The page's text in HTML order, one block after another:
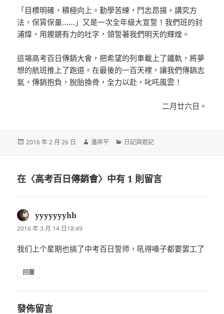
「目標明確，積極向上。勤學苦練，鬥志昂揚。講究方
法，保質保量……」又是一次全年級大宣誓！我們班的封
浦煒，用鏗鏘有力的吐字，領誓著我們明天的輝煌。
這場高考百日傳銷大會，把希望的列車載上了鐵軌，將夢
想的航班推上了跑道。在最後的一百天裡，讓我們傳銷志
氣，傳銷抱負，脫胎換骨，全力以赴，叱吒風雲！
二月廿六日。
發
2016 年 2 月 26 日
作
潘岸平
分
日記與遊記
在〈高考百日傳銷會〉中有 1 則留言
yyyyyyyhb
示:
2016 年 3 月 14 日18:49
我们上个星期也搞了中考百日誓师，吼得嗓子都要罢工了
回覆
發佈留言